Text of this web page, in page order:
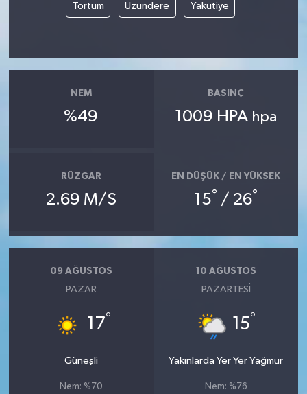
Tortum Uzundere Yakutiye
NEM
%49
BASINÇ
1009 HPA hpa
RÜZGAR
2.69 M/S
EN DÜŞÜK / EN YÜKSEK
15° / 26°
09 AĞUSTOS
PAZAR
17°
Güneşli
Nem: %70
10 AĞUSTOS
PAZARTESI
15°
Yakınlarda Yer Yer Yağmur
Nem: %76